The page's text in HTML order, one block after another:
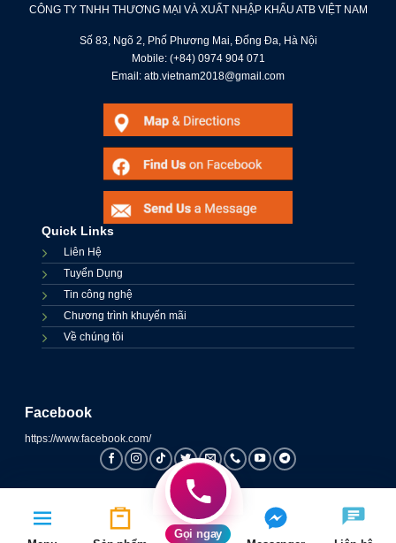
Trang chủ Danh mục Cửa hàng Smember Xem thêm
CÔNG TY TNHH THƯƠNG MẠI VÀ XUẤT NHẬP KHẨU ATB VIỆT NAM
Số 83, Ngõ 2, Phố Phương Mai, Đống Đa, Hà Nội
Mobile: (+84) 0974 904 071
Email: atb.vietnam2018@gmail.com
Quick Links
Liên Hệ
Tuyển Dụng
Tin công nghệ
Chương trình khuyến mãi
Về chúng tôi
Facebook
https://www.facebook.com/
Gọi ngay